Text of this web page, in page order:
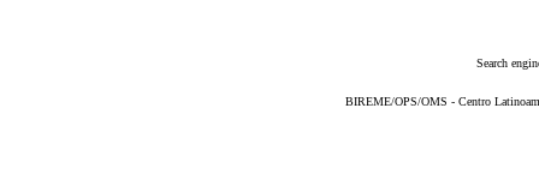
Search
BIREME/OPS/OMS - Centro